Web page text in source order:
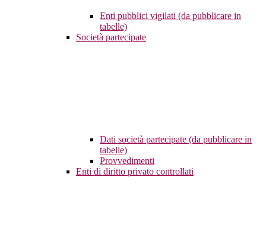
Enti pubblici vigilati (da pubblicare in
tabelle)
Società partecipate
Dati società partecipate (da pubblicare in
tabelle)
Provvedimenti
Enti di diritto privato controllati